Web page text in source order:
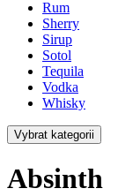
Rum
Sherry
Sirup
Sotol
Tequila
Vodka
Whisky
Vybrat kategorii
Absinth